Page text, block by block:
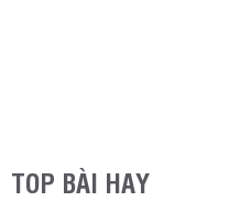
TOP BÀI HAY